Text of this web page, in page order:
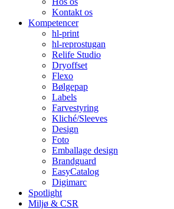
Kontakt os
Kompetencer
hl-print
hl-reprostugan
Relife Studio
Dryoffset
Flexo
Bølgepap
Labels
Farvestyring
Kliché/Sleeves
Design
Foto
Emballage design
Brandguard
EasyCatalog
Digimarc
Spotlight
Miljø & CSR